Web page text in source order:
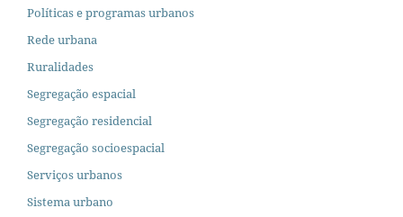
Políticas e programas urbanos
Rede urbana
Ruralidades
Segregação espacial
Segregação residencial
Segregação socioespacial
Serviços urbanos
Sistema urbano